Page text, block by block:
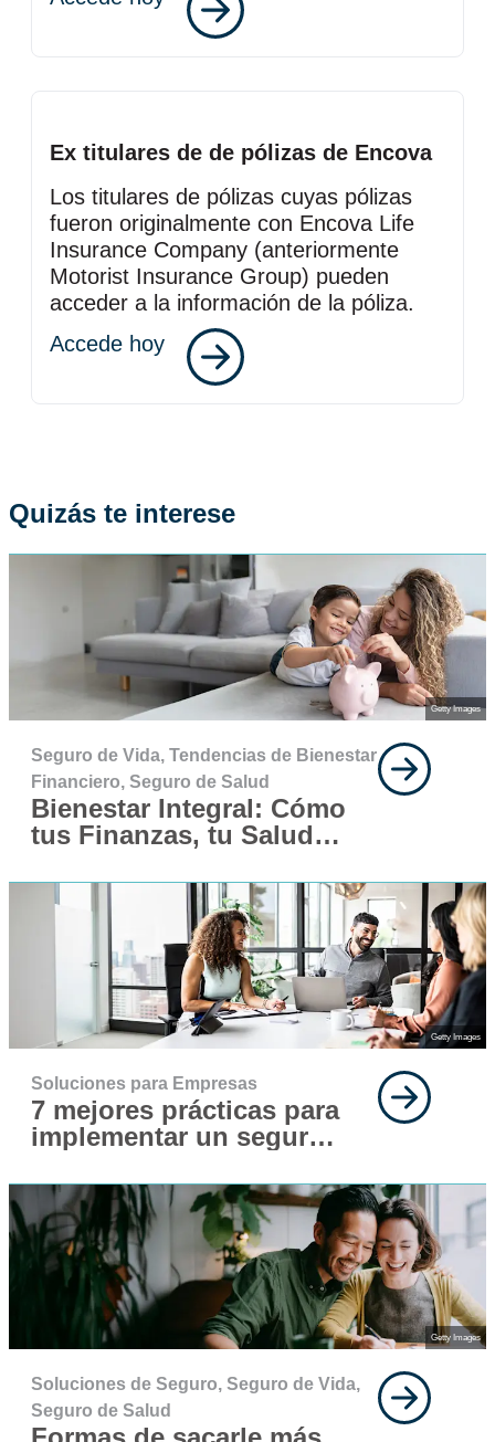
Ex titulares de de pólizas de Encova
Los titulares de pólizas cuyas pólizas
fueron originalmente con Encova Life
Insurance Company (anteriormente
Motorist Insurance Group) pueden
acceder a la información de la póliza.
Accede hoy
Quizás te interese
Getty Images
Seguro de Vida, Tendencias de Bienestar
Financiero, Seguro de Salud
Bienestar Integral: Cómo
tus Finanzas, tu Salud
Trabajan en Conjunto
Getty Images
Soluciones para Empresas
7 mejores prácticas para
implementar un seguro
Getty Images
Soluciones de Seguro, Seguro de Vida,
Seguro de Salud